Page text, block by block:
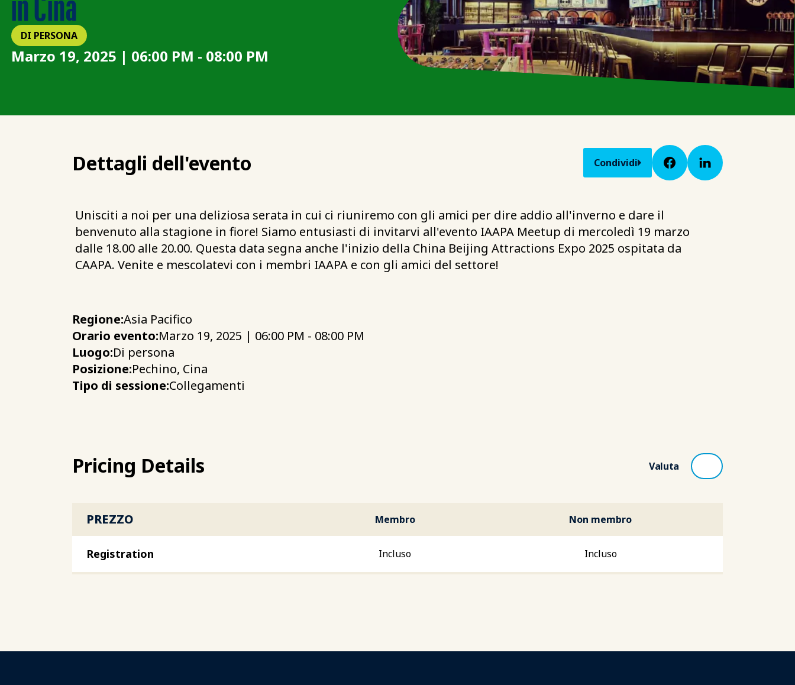
DI PERSONA
Marzo 19, 2025 | 06:00 PM - 08:00 PM
Dettagli dell'evento Condividi
Unisciti a noi per una deliziosa serata in cui ci riuniremo con gli amici per dire addio all'inverno e dare il
benvenuto alla stagione in fiore! Siamo entusiasti di invitarvi all'evento IAAPA Meetup di mercoledì 19 marzo
dalle 18.00 alle 20.00. Questa data segna anche l'inizio della China Beijing Attractions Expo 2025 ospitata da
CAAPA. Venite e mescolatevi con i membri IAAPA e con gli amici del settore!
Regione:Asia Pacifico
Orario evento:Marzo 19, 2025 | 06:00 PM - 08:00 PM
Luogo:Di persona
Posizione:Pechino, Cina
Tipo di sessione:Collegamenti
Pricing Details Valuta
PREZZO Membro Non membro
Registration Incluso Incluso